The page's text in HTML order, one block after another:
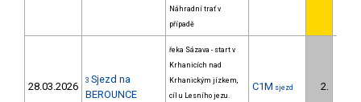
Náhradní trať v
případě
28.03.2026 3 Sjezd na
BEROUNCE
řeka Sázava - start v
Krhanicích nad
Krhanickým jízkem,
cíl u Lesního jezu.
C1M sjezd 2.